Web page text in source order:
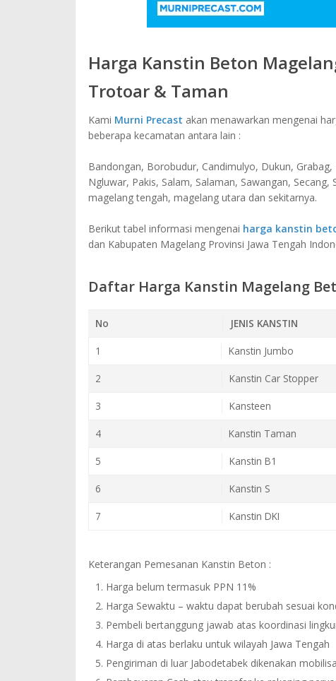
Harga Kanstin Beton
Trotoar & Taman
Kami Murni Precast akan menawarkan mengenai
beberapa kecamatan antara lain :
Bandongan, Borobudur, Candimulyo, Dukun,
Ngluwar, Pakis, Salam, Salaman, Sawangan,
magelang tengah, magelang utara dan sekitarnya.
Berikut tabel informasi mengenai harga kanstin
dan Kabupaten Magelang Provinsi Jawa Tengah
Daftar Harga Kanstin Magelang
No JENIS KANSTIN
1 Kanstin Jumbo
2 Kanstin Car Stopper
3 Kansteen
4 Kanstin Taman
5 Kanstin B1
6 Kanstin S
7 Kanstin DKI
Keterangan Pemesanan Kanstin Beton :
Harga belum termasuk PPN 11%
Harga Sewaktu – waktu dapat berubah sesuai
Pembeli bertanggung jawab atas koordinasi
Harga di atas berlaku untuk wilayah Jawa Tengah
Pengiriman di luar Jabodetabek dikenakan